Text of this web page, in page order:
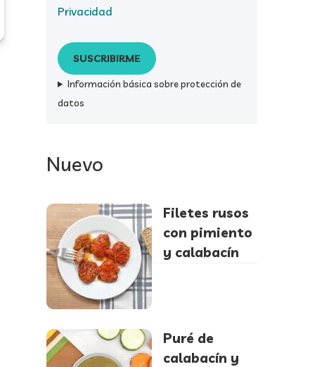
Privacidad
Información básica sobre protección de
datos
Nuevo
Filetes rusos
con pimiento
y calabacín
Puré de
calabacín y